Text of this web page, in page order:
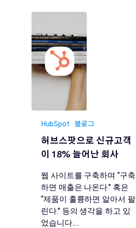
HubSpot 블로그
허브스팟으로 신규고객
이 18% 늘어난 회사
웹 사이트를 구축하며 “구축
하면 매출은 나온다." 혹은
“제품이 훌륭하면 알아서 팔
린다." 등의 생각을 하고 있
었습니다.…